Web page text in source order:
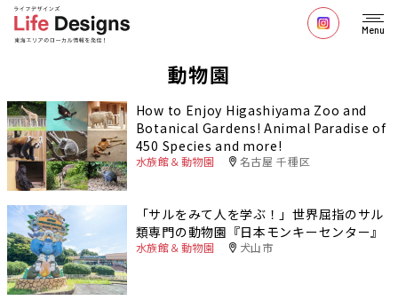
Menu
動物園
How to Enjoy Higashiyama Zoo and
Botanical Gardens! Animal Paradise of
450 Species and more!
水族館＆動物園 名古屋 千種区
「サルをみて人を学ぶ！」世界屈指のサル
類専門の動物園『日本モンキーセンター』
水族館＆動物園 犬山市